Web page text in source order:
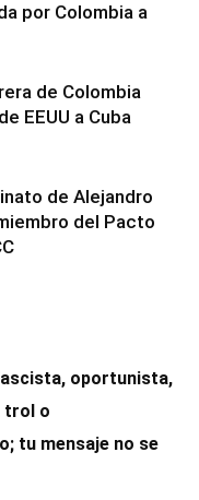
por Colombia a
de Colombia
EEUU a Cuba
de Alejandro
del Pacto
fascista, oportunista,
trol o
tu mensaje no se